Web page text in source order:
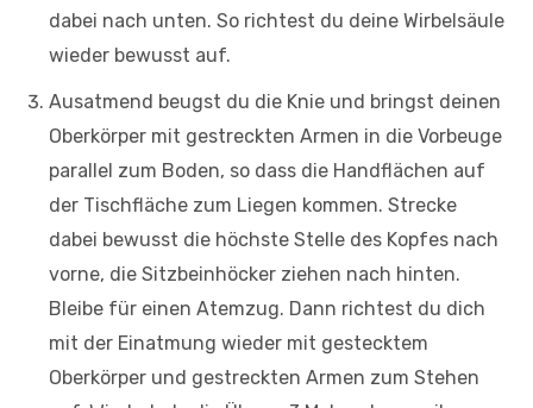
dabei nach unten. So richtest du deine Wirbelsäule
wieder bewusst auf.
Ausatmend beugst du die Knie und bringst deinen
Oberkörper mit gestreckten Armen in die Vorbeuge
parallel zum Boden, so dass die Handflächen auf
der Tischfläche zum Liegen kommen. Strecke
dabei bewusst die höchste Stelle des Kopfes nach
vorne, die Sitzbeinhöcker ziehen nach hinten.
Bleibe für einen Atemzug. Dann richtest du dich
mit der Einatmung wieder mit gestecktem
Oberkörper und gestreckten Armen zum Stehen